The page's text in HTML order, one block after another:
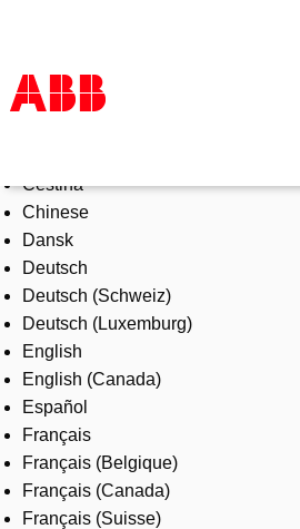
Products & Solutions
Industries
Services
About us
Where to buy
Contact us
Careers
Čeština
Chinese
Dansk
Deutsch
Deutsch (Schweiz)
Deutsch (Luxemburg)
English
English (Canada)
Español
Français
Français (Belgique)
Français (Canada)
Français (Suisse)